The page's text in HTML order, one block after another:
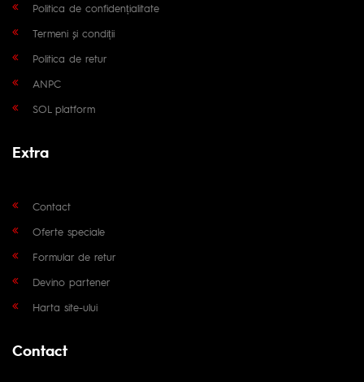
Politica de confidențialitate
Termeni și condiții
Politica de retur
ANPC
SOL platform
Extra
Contact
Oferte speciale
Formular de retur
Devino partener
Harta site-ului
Contact